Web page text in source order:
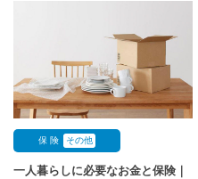
保 険 その他
一人暮らしに必要なお金と保険｜